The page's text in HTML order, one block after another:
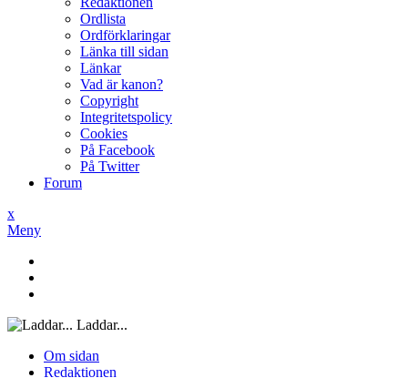
Ordlista
Ordförklaringar
Länka till sidan
Länkar
Vad är kanon?
Copyright
Integritetspolicy
Cookies
På Facebook
På Twitter
Forum
x
Meny
Laddar...
Om sidan
Redaktionen